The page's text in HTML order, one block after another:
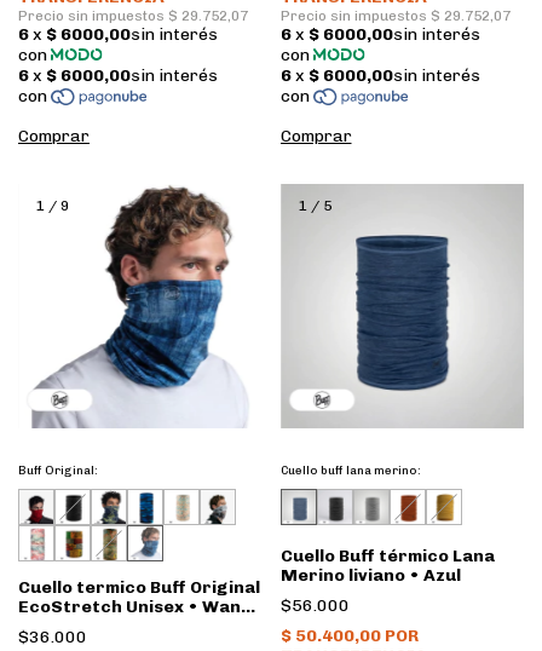
1 / 9
Buff Original:
Cuello termico Buff Original
EcoStretch Unisex • Wane
Dusty Blue
$36.000
1/ 5
Cuello buff lana merino:
Cuello Buff térmico Lana
Merino liviano • Azul
$56.000